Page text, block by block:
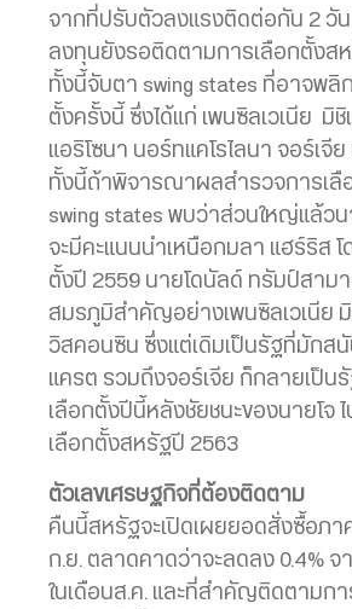
จากที่ปรับตัวลงแรงติดต่อกัน 2 วั
ลงทุนยังรอติดตามการเลือกตั้งส
ทั้งนี้จับตา swing states ที่อาจพลิ
ตั้งครั้งนี้ ซึ่งได้แก่ เพนซิลเวเนีย มิ
แอริโซนา นอร์ทแคโรไลนา จอร์เจีย
ทั้งนี้ถ้าพิจารณาผลสำรวจการเลื
swing states พบว่าส่วนใหญ่แล้ว
จะมีคะแนนนำเหนือกมลา แฮร์ริส โ
ตั้งปี 2559 นายโดนัลด์ ทรัมป์สาม
สมรภูมิสำคัญอย่างเพนซิลเวเนีย
วิสคอนซิน ซึ่งแต่เดิมเป็นรัฐที่มักส
แครต รวมถึงจอร์เจีย ก็กลายเป็น
เลือกตั้งปีนี้หลังชัยชนะของนายโจ ไ
เลือกตั้งสหรัฐปี 2563
ตัวเลขเศรษฐกิจที่ต้องติดตาม
คืนนี้สหรัฐจะเปิดเผยยอดสั่งซื้อภา
ก.ย. ตลาดคาดว่าจะลดลง 0.4% จ
ในเดือนส.ค. และที่สำคัญติดตามก